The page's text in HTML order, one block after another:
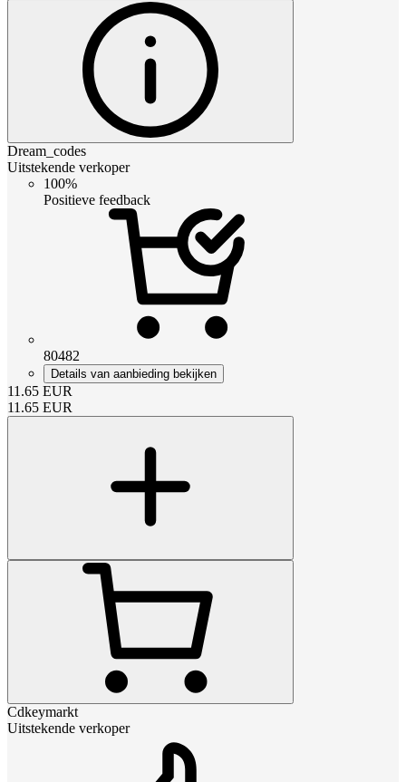
Dream_codes
Uitstekende verkoper
100%
Positieve feedback
80482
Details van aanbieding bekijken
11.65 EUR
11.65 EUR
Cdkeymarkt
Uitstekende verkoper